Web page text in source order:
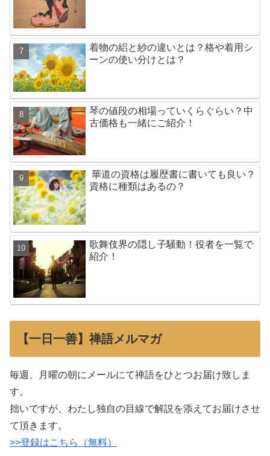
着物の絽と紗の違いとは？格や着用シ
ーンの使い分けとは？
琴の値段の相場っていくらぐらい？中
古価格も一緒にご紹介！
華道の資格は履歴書に書いても良い？
資格に種類はあるの？
歌舞伎界の隠し子騒動！役者を一覧で
紹介！
【一日一善】禅語メルマガ
毎週、月曜の朝にメールにて禅語をひとつお届け致しま
す。
拙いですが、わたし独自の目線で解説を添えてお届けさせ
て頂きます。
>>登録はこちら（無料）